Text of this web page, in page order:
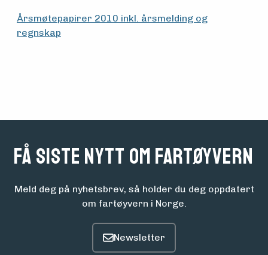
Søk
Vern,
vedlikehold
Årsmøtepapirer 2010 inkl. årsmelding og
regnskap
Få siste nytt om fartøyvern
Meld deg på nyhetsbrev, så holder du deg oppdatert
om fartøyvern i Norge.